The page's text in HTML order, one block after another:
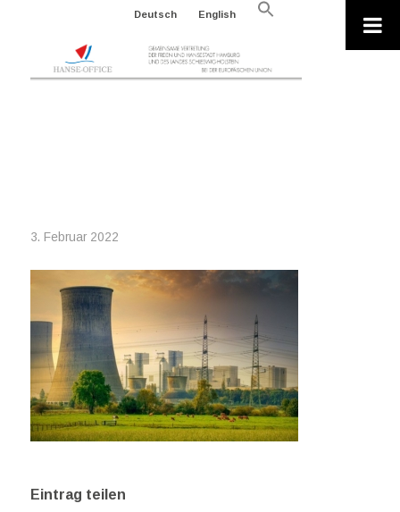
Deutsch English
Search
3. Februar 2022
Eintrag teilen